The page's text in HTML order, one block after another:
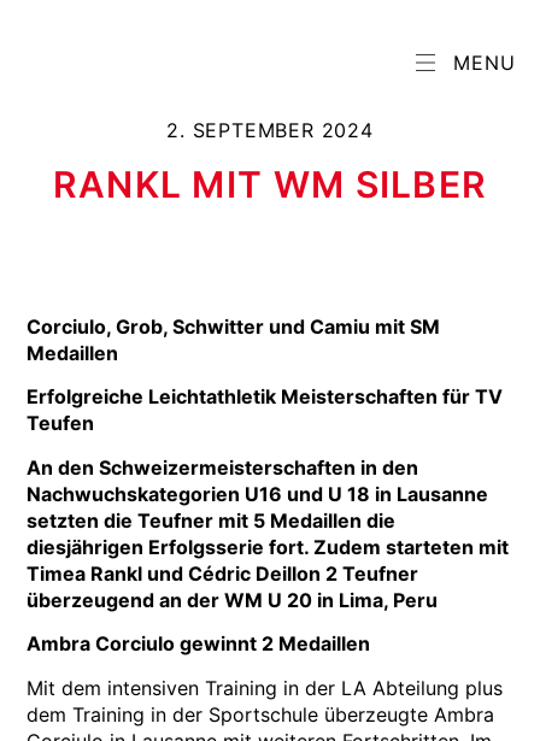
MENU
2. SEPTEMBER 2024
RANKL MIT WM SILBER
Corciulo, Grob, Schwitter und Camiu mit SM
Medaillen
Erfolgreiche Leichtathletik Meisterschaften für TV
Teufen
An den Schweizermeisterschaften in den
Nachwuchskategorien U16 und U 18 in Lausanne
setzten die Teufner mit 5 Medaillen die
diesjährigen Erfolgsserie fort. Zudem starteten mit
Timea Rankl und Cédric Deillon 2 Teufner
überzeugend an der WM U 20 in Lima, Peru
Ambra Corciulo gewinnt 2 Medaillen
Mit dem intensiven Training in der LA Abteilung plus
dem Training in der Sportschule überzeugte Ambra